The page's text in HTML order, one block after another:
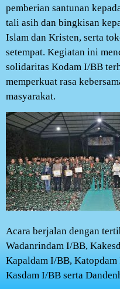
pemberian santunan
tali asih dan bingkisan
Islam dan Kristen, serta
setempat. Kegiatan ini
solidaritas Kodam I/BB
memperkuat rasa
masyarakat.
Acara berjalan dengan
Wadanrindam I/BB,
Kapaldam I/BB,
Kasdam I/BB serta